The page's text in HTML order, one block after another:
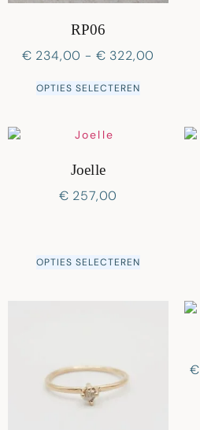
RP06
€ 234,00 - € 322,00
OPTIES SELECTEREN
Joelle
€ 257,00
OPTIES SELECTEREN
€